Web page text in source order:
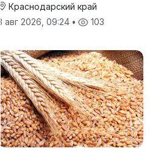
Краснодарский край
3 авг 2026, 09:24 • 103